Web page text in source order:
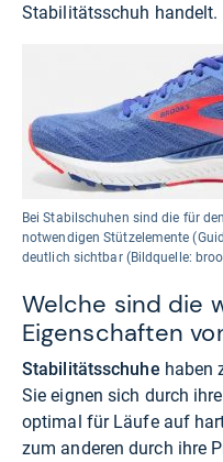
Stabilitätsschuh handelt.
Bei Stabilschuhen sind die für
notwendigen Stützelemente
deutlich sichtbar (Bildquelle:
Welche sind die
Eigenschaften
Stabilitätsschuhe haben
Sie eignen sich durch
optimal für Läufe auf
zum anderen durch ihre